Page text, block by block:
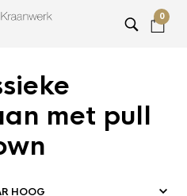
0
met pull